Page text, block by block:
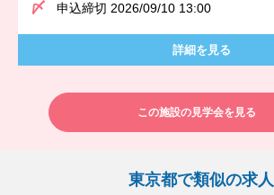
申込締切 2026/09/10 13:00
詳細を見る
この施設の見学会を見る
東京都で類似の求人